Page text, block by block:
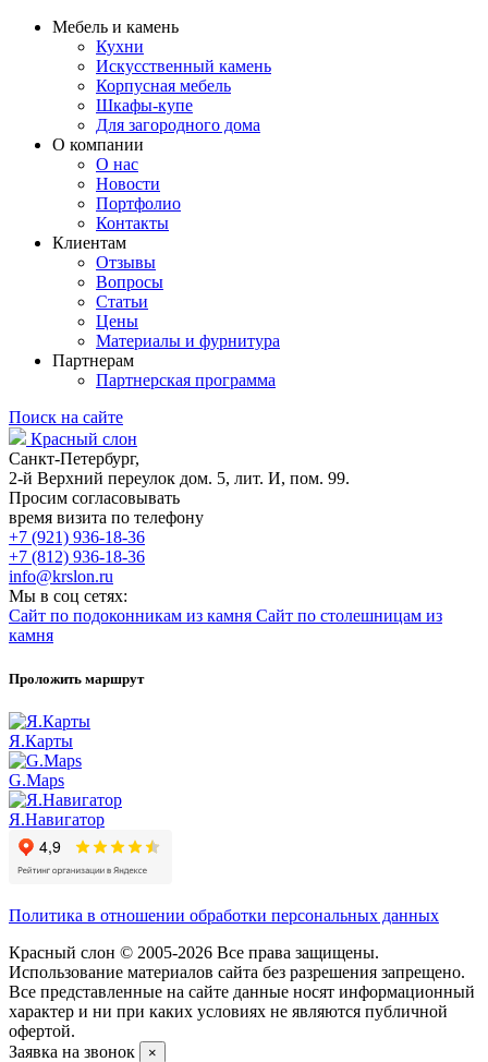
Мебель и камень
Кухни
Искусственный камень
Корпусная мебель
Шкафы-купе
Для загородного дома
О компании
О нас
Новости
Портфолио
Контакты
Клиентам
Отзывы
Вопросы
Статьи
Цены
Материалы и фурнитура
Партнерам
Партнерская программа
Поиск на сайте
Красный слон
Санкт-Петербург,
2-й Верхний переулок дом. 5, лит. И, пом. 99.
Просим согласовывать
время визита по телефону
+7 (921) 936-18-36
+7 (812) 936-18-36
info@krslon.ru
Мы в соц сетях:
Сайт по подоконникам из камня Сайт по столешницам из
камня
Проложить маршрут
Я.Карты
G.Maps
Я.Навигатор
Политика в отношении обработки персональных данных
Красный слон © 2005-2026 Все права защищены.
Использование материалов сайта без разрешения запрещено.
Все представленные на сайте данные носят информационный
характер и ни при каких условиях не являются публичной
офертой.
Заявка на звонок
×